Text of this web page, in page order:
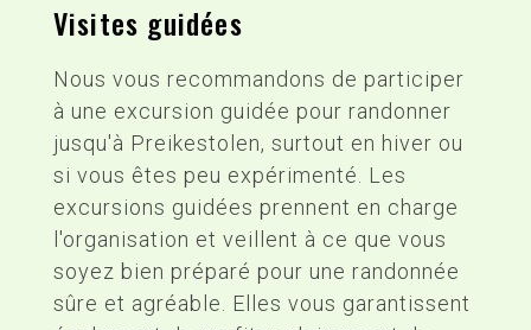
Visites guidées
Nous vous recommandons de participer
à une excursion guidée pour randonner
jusqu'à Preikestolen, surtout en hiver ou
si vous êtes peu expérimenté. Les
excursions guidées prennent en charge
l'organisation et veillent à ce que vous
soyez bien préparé pour une randonnée
sûre et agréable. Elles vous garantissent